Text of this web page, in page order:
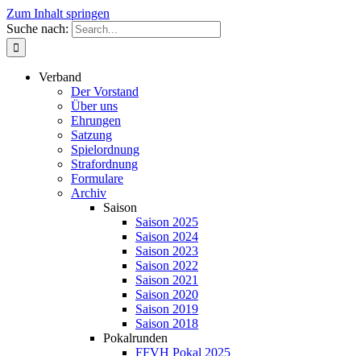
Zum Inhalt springen
Suche nach:
Verband
Der Vorstand
Über uns
Ehrungen
Satzung
Spielordnung
Strafordnung
Formulare
Archiv
Saison
Saison 2025
Saison 2024
Saison 2023
Saison 2022
Saison 2021
Saison 2020
Saison 2019
Saison 2018
Pokalrunden
FFVH Pokal 2025